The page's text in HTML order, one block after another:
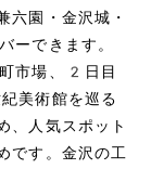
六園・金沢城・
ーできます。
市場、2日目
美術館を巡る
、人気スポット
です。金沢の工